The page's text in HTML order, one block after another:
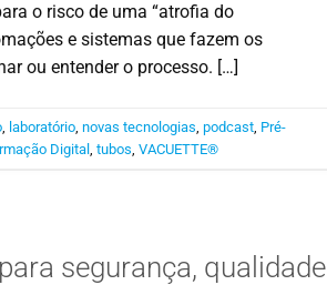
o risco de uma “atrofia do
e sistemas que fazem os
ou entender o processo. […]
laboratório ,novas tecnologias ,podcast Pré-
Digital ,tubos ,VACUETTE®
segurança, qualidade